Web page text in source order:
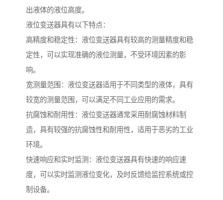
出液体的液位高度。
液位变送器具有以下特点：
高精度和稳定性：液位变送器具有较高的测量精度和稳
定性，可以实现准确的液位测量，不受环境因素的影
响。
宽测量范围：液位变送器适用于不同类型的液体，具有
较宽的测量范围，可以满足不同工业应用的需求。
抗腐蚀和耐用性：液位变送器通常采用耐腐蚀材料制
造，具有较强的抗腐蚀性和耐用性，适用于恶劣的工业
环境。
快速响应和实时监测：液位变送器具有快速的响应速
度，可以实时监测液位变化，及时反馈给监控系统或控
制设备。